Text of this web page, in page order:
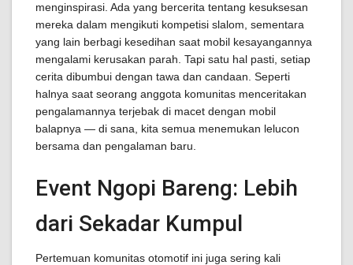
menginspirasi. Ada yang bercerita tentang kesuksesan
mereka dalam mengikuti kompetisi slalom, sementara
yang lain berbagi kesedihan saat mobil kesayangannya
mengalami kerusakan parah. Tapi satu hal pasti, setiap
cerita dibumbui dengan tawa dan candaan. Seperti
halnya saat seorang anggota komunitas menceritakan
pengalamannya terjebak di macet dengan mobil
balapnya — di sana, kita semua menemukan lelucon
bersama dan pengalaman baru.
Event Ngopi Bareng: Lebih
dari Sekadar Kumpul
Pertemuan komunitas otomotif ini juga sering kali